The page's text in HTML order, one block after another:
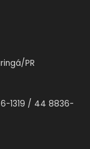
PR
1319 / 44 8836-